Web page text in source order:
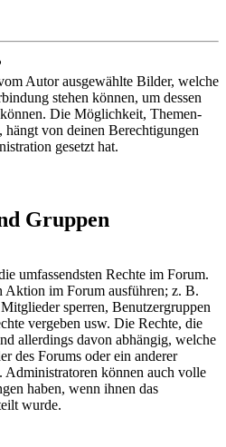
Autor ausgewählte Bilder, welche
stehen können, um dessen
Die Möglichkeit, Themen-
hängt von deinen Berechtigungen
gesetzt hat.
Gruppen
umfassendsten Rechte im Forum.
Aktion im Forum ausführen; z. B.
sperren, Benutzergruppen
vergeben usw. Die Rechte, die
allerdings davon abhängig, welche
des Forums oder ein anderer
Administratoren können auch volle
haben, wenn ihnen das
wurde.